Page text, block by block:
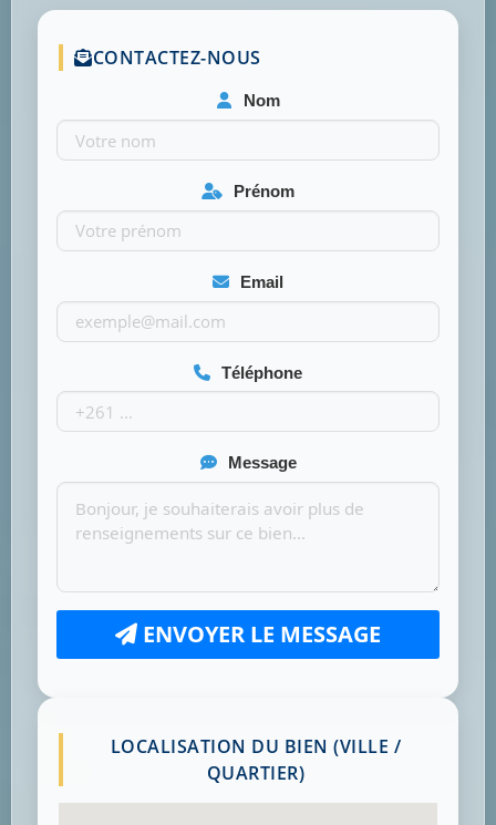
CONTACTEZ-NOUS
Nom
Prénom
Email
Téléphone
Message
ENVOYER LE MESSAGE
LOCALISATION DU BIEN (VILLE /
QUARTIER)